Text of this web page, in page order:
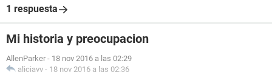
1 respuesta
Mi historia y preocupacion
AllenParker - 18 nov 2016 a las 02:29
aliciavv - 18 nov 2016 a las 02:36